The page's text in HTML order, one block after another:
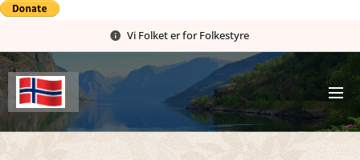
Vi Folket er for Folkestyre